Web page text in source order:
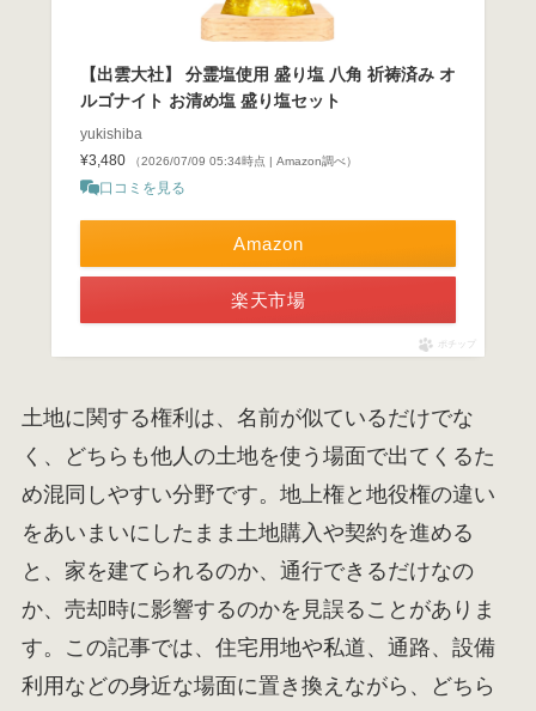
【出雲大社】 分霊塩使用 盛り塩 八角 祈祷済み オ
ルゴナイト お清め塩 盛り塩セット
yukishiba
¥3,480
（2026/07/09 05:34時点 | Amazon調べ）
口コミを見る
Amazon
楽天市場
ポチップ
土地に関する権利は、名前が似ているだけでな
く、どちらも他人の土地を使う場面で出てくるた
め混同しやすい分野です。地上権と地役権の違い
をあいまいにしたまま土地購入や契約を進める
と、家を建てられるのか、通行できるだけなの
か、売却時に影響するのかを見誤ることがありま
す。この記事では、住宅用地や私道、通路、設備
利用などの身近な場面に置き換えながら、どちら